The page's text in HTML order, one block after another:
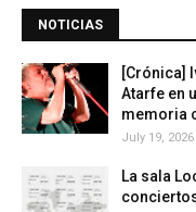
NOTICIAS
[Crónica]
Atarfe en
memoria
July 19, 2026
La sala